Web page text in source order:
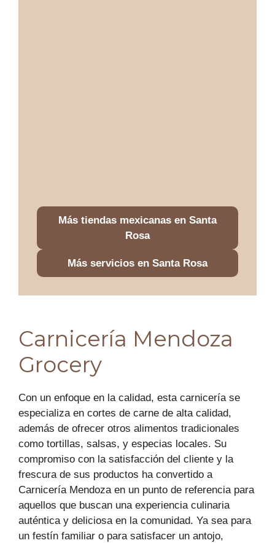
Más tiendas mexicanas en Santa
Rosa
Más servicios en Santa Rosa
Carnicería Mendoza
Grocery
Con un enfoque en la calidad, esta carnicería se
especializa en cortes de carne de alta calidad,
además de ofrecer otros alimentos tradicionales
como tortillas, salsas, y especias locales. Su
compromiso con la satisfacción del cliente y la
frescura de sus productos ha convertido a
Carnicería Mendoza en un punto de referencia para
aquellos que buscan una experiencia culinaria
auténtica y deliciosa en la comunidad. Ya sea para
un festín familiar o para satisfacer un antojo,